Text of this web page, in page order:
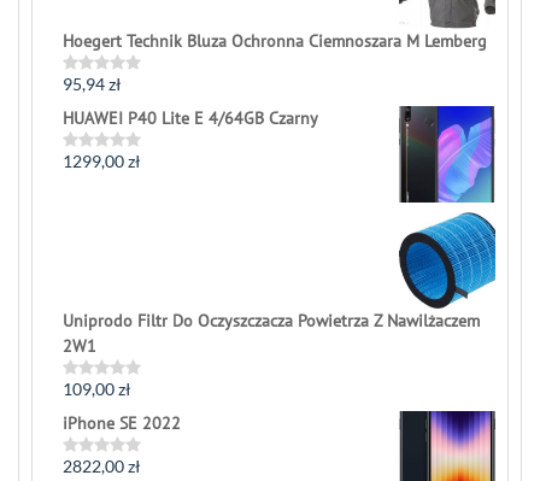
Hoegert Technik Bluza Ochronna Ciemnoszara M Lemberg
Rated
out
of
5
95,94zł
HUAWEI P40 Lite E 4/64GB Czarny
Rated
1299,00zł
Uniprodo Filtr Do Oczyszczacza Powietrza Z Nawilżaczem
2W1
Rated
out
of
5
109,00zł
iPhone SE 2022
Rated
2822,00zł